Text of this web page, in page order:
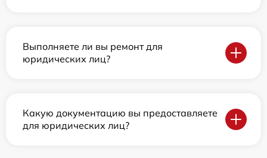
Выполняете ли вы ремонт для
юридических лиц?
Какую документацию вы предоставляете
для юридических лиц?